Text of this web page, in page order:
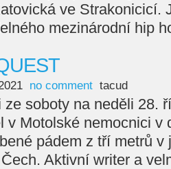
ve Strakonicicí.
mezinárodní hip
no comment tacud
ze soboty na neděli 28.
v Motolské nemocnici v
pádem z tří metrů v
Aktivní writer a